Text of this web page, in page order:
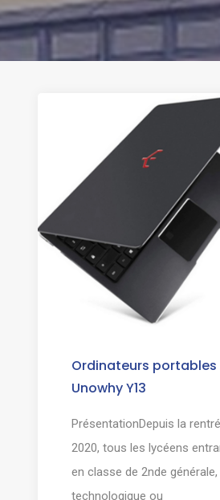
Ordinateurs portables
Unowhy Y13
PrésentationDepuis la
2020, tous les lycéens
en classe de 2nde générale,
technologique ou